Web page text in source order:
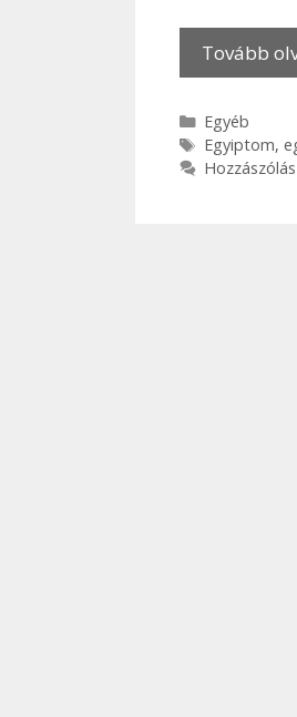
Tovább
Kategória
Egyéb
Címkék
Egyiptom,
Hozzászólás